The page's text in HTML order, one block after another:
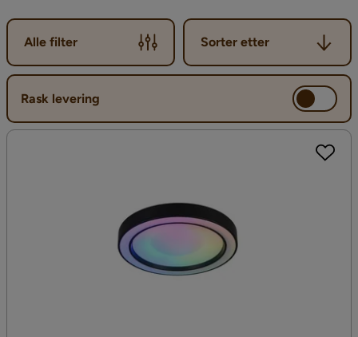
Alle filter
Sorter etter
Sorter etter
Rask levering